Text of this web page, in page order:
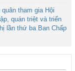
tham gia Hội
quán triệt và triển
lần thứ ba Ban Chấp